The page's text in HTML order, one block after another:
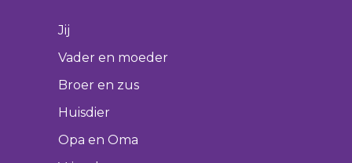
Jij
Vader en moeder
Broer en zus
Huisdier
Opa en Oma